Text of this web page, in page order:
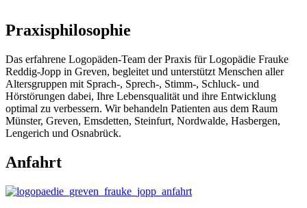
Praxisphilosophie
Das erfahrene Logopäden-Team der Praxis für Logopädie Frauke
Reddig-Jopp in Greven, begleitet und unterstützt Menschen aller
Altersgruppen mit Sprach-, Sprech-, Stimm-, Schluck- und
Hörstörungen dabei, Ihre Lebensqualität und ihre Entwicklung
optimal zu verbessern. Wir behandeln Patienten aus dem Raum
Münster, Greven, Emsdetten, Steinfurt, Nordwalde, Hasbergen,
Lengerich und Osnabrück.
Anfahrt